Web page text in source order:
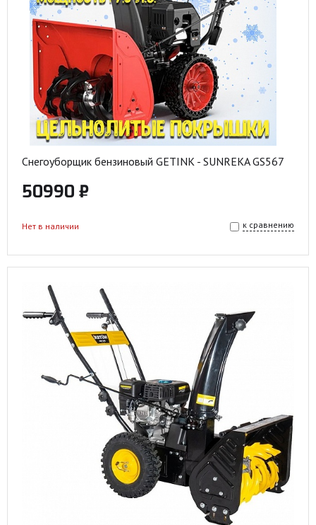
Снегоуборщик бензиновый GETINK - SUNREKA GS567
50990 ₽
к сравнению
Нет в наличии